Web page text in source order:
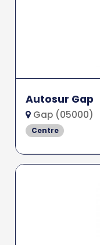
Autosur Gap
Gap (05000)
Centre